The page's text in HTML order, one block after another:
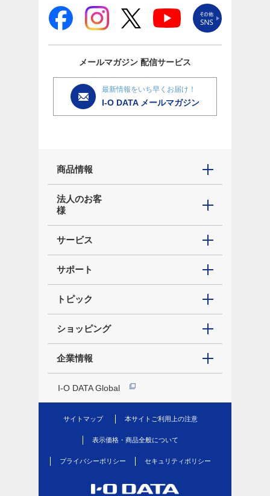
メールマガジン 配信サービス
最新情報をいち早くお届け！
I-O DATA メールマガジン
商品情報
法人のお客
様
サービス
サポート
トピック
ショッピング
企業情報
I-O DATA Global
サイトマップ 本サイトご利用上の注意
表示価格・商品全般について
プライバシーポリシー セキュリティポリシー